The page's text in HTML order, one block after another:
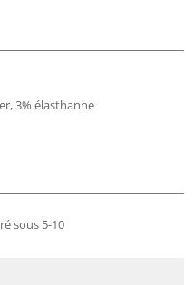
3% élasthanne
sous 5-10